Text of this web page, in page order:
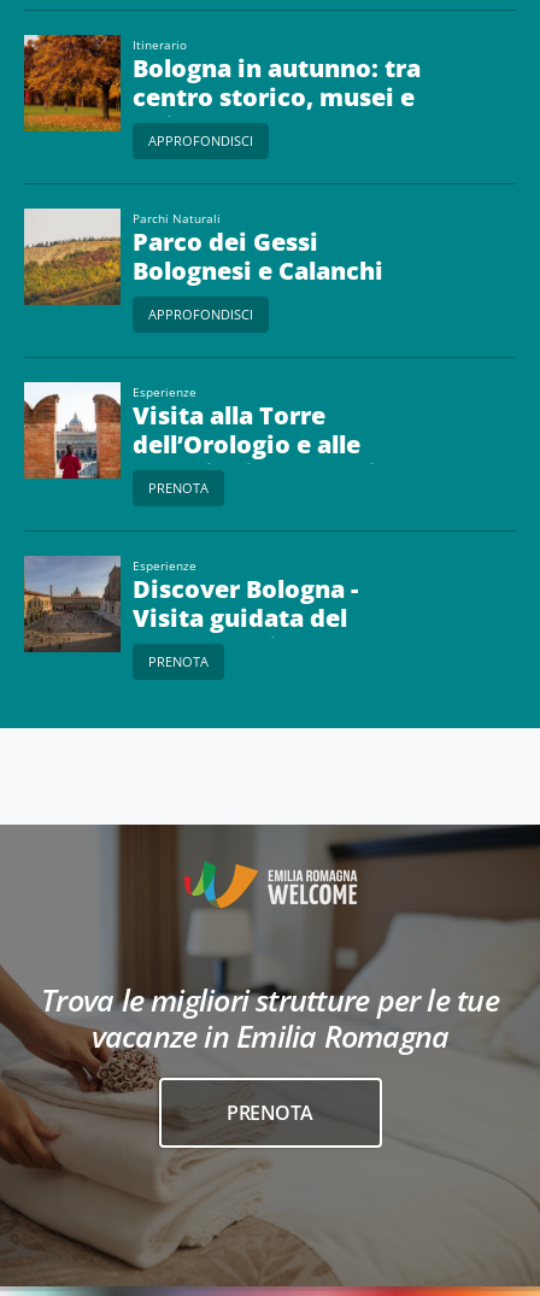
Itinerario
Bologna in autunno: tra
centro storico, musei e
foliage urbano
APPROFONDISCI
Parchi Naturali
Parco dei Gessi
Bolognesi e Calanchi
dell'Abbadessa
APPROFONDISCI
Esperienze
Visita alla Torre
dell’Orologio e alle
Collezioni Comunali
d’Arte
PRENOTA
Esperienze
Discover Bologna -
Visita guidata del
centro storico
PRENOTA
Trova le migliori strutture per le tue
vacanze in Emilia Romagna
PRENOTA